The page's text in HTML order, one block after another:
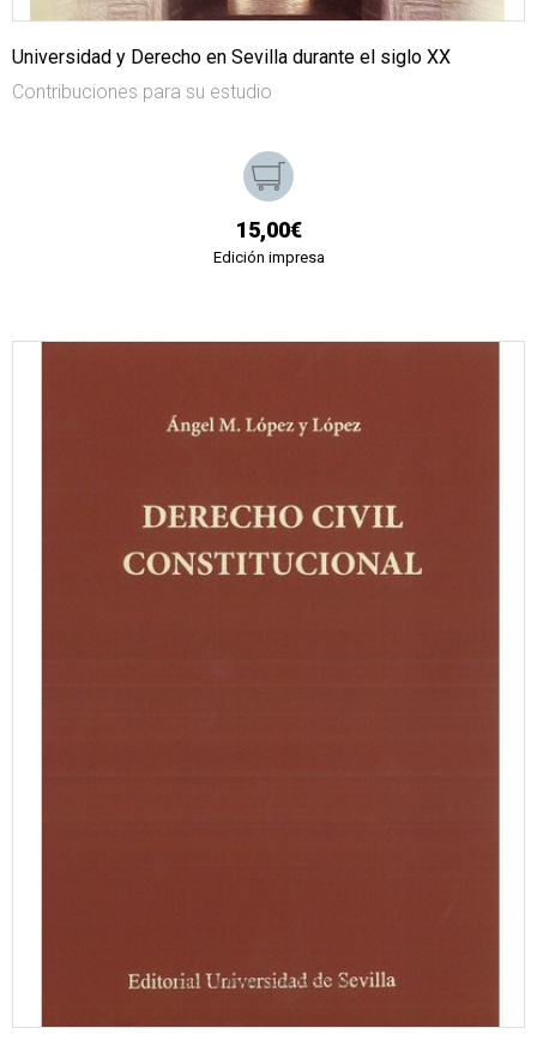
Universidad y Derecho en Sevilla durante el siglo XX
Contribuciones para su estudio
15,00€
Edición impresa